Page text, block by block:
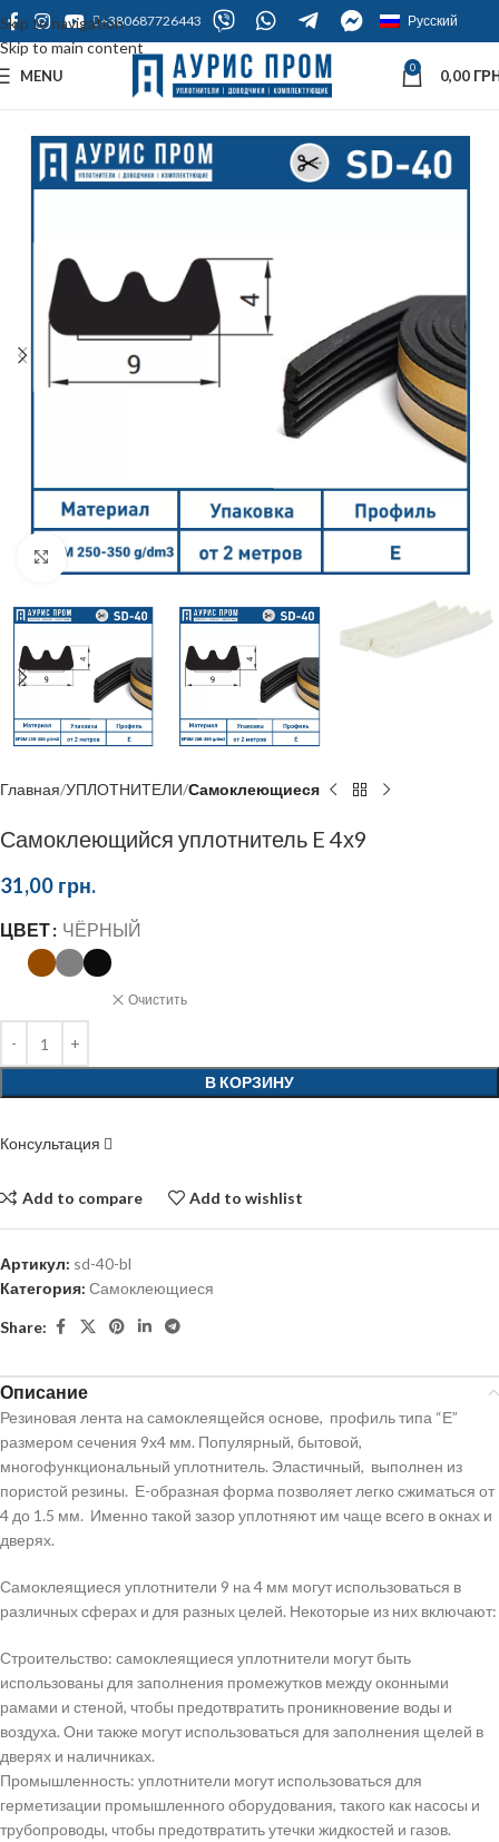
Skip to navigation
Skip to main content
+380687726443 Русский
MENU 0 0,00
Click to enlarge
Главная УПЛОТНИТЕЛИ Самоклеющиеся
Самоклеющийся уплотнитель E 4х9
31,00 грн.
ЦВЕТ ЧЁРНЫЙ
Очистить
В КОРЗИНУ
Консультация
Add to compare Add to wishlist
Артикул: sd-40-bl
Категория: Самоклеющиеся
Share:
Описание
Резиновая лента на самоклеящейся основе, профиль типа “Е”
размером сечения 9х4 мм. Популярный, бытовой,
многофункциональный уплотнитель. Эластичный, выполнен из
пористой резины. Е-образная форма позволяет легко сжиматься от
4 до 1.5 мм. Именно такой зазор уплотняют им чаще всего в окнах и
дверях.
Самоклеящиеся уплотнители 9 на 4 мм могут использоваться в
различных сферах и для разных целей. Некоторые из них включают:
Строительство: самоклеящиеся уплотнители могут быть
использованы для заполнения промежутков между оконными
рамами и стеной, чтобы предотвратить проникновение воды и
воздуха. Они также могут использоваться для заполнения щелей в
дверях и наличниках.
Промышленность: уплотнители могут использоваться для
герметизации промышленного оборудования, такого как насосы и
трубопроводы, чтобы предотвратить утечки жидкостей и газов.